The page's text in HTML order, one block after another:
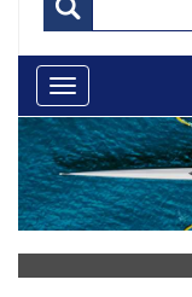
Toggle